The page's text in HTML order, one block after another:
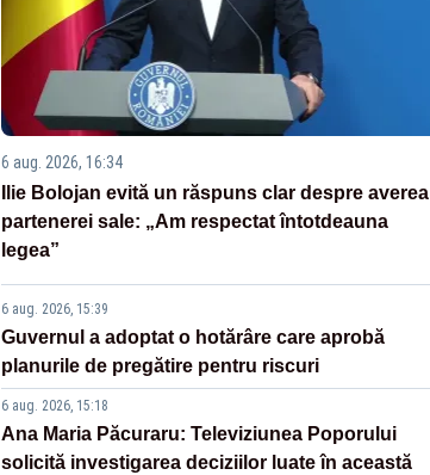
6 aug. 2026, 16:34
Ilie Bolojan evită un răspuns clar despre averea
partenerei sale: „Am respectat întotdeauna
legea”
6 aug. 2026, 15:39
Guvernul a adoptat o hotărâre care aprobă
planurile de pregătire pentru riscuri
6 aug. 2026, 15:18
Ana Maria Păcuraru: Televiziunea Poporului
solicită investigarea deciziilor luate în această